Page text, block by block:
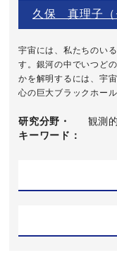
久保 真理子（
宇宙には、私たちのい
す。銀河の中でいつど
かを解明するには、宇
心の巨大ブラックホー
研究分野・
キーワード
観測